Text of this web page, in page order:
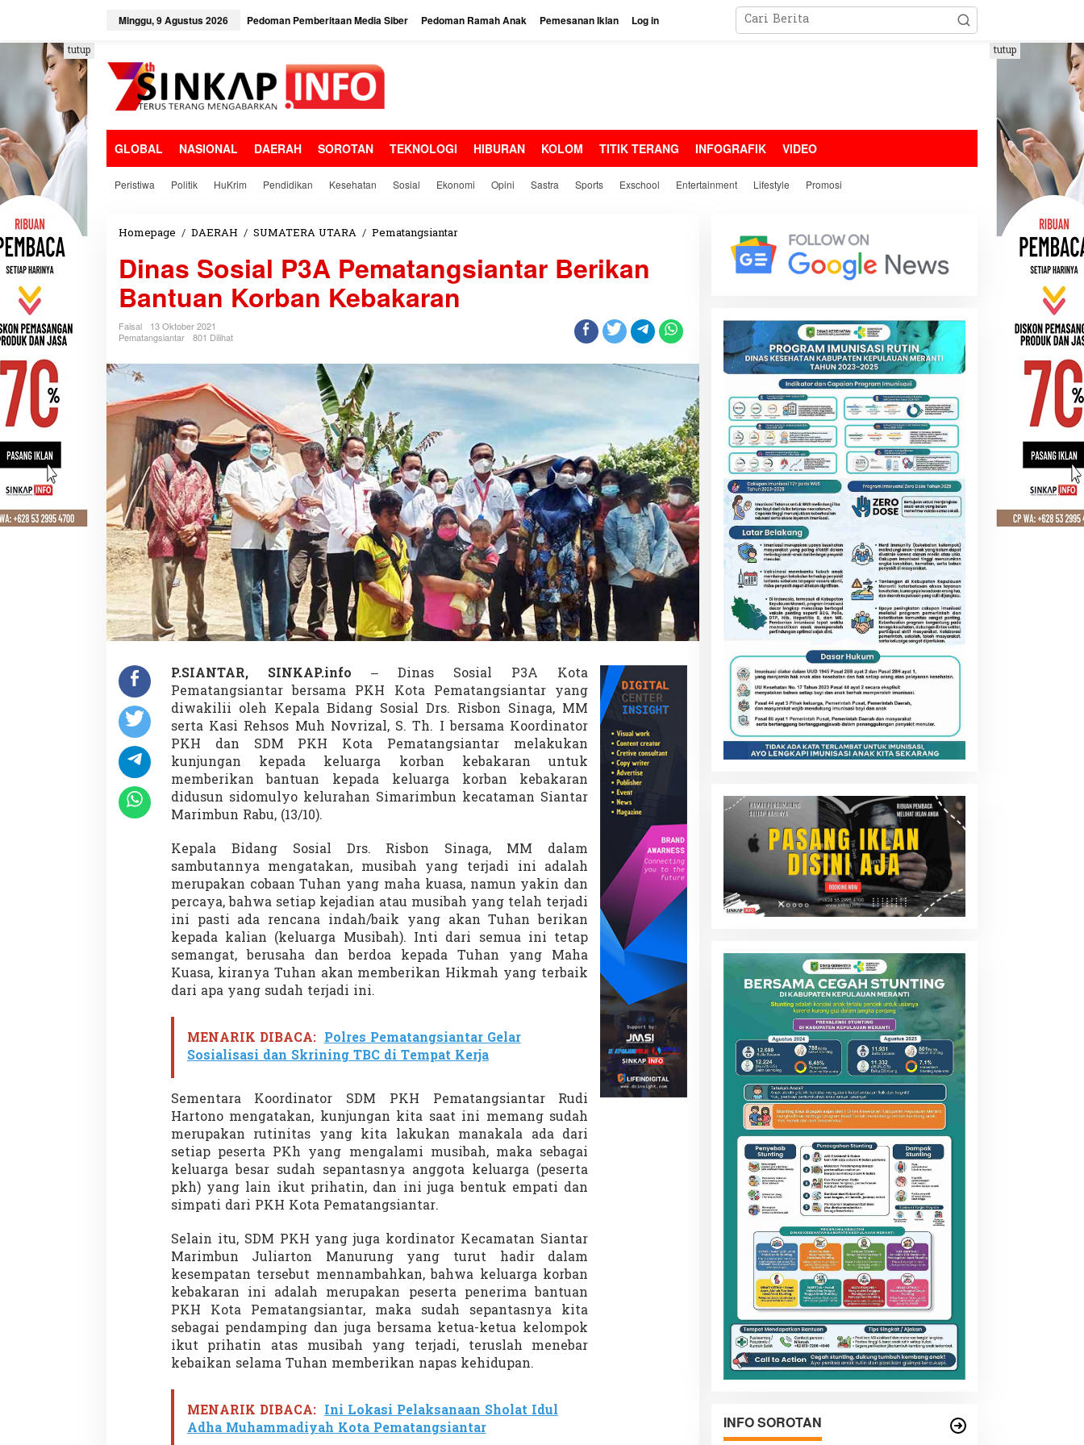
e
k
o
n
t
e
n
Minggu, 9 Agustus 2026 Pedoman Pemberitaan Media Siber Pedoman Ramah Anak Pemesanan Iklan Log in
GLOBAL NASIONAL DAERAH SOROTAN TEKNOLOGI HIBURAN KOLOM TITIK TERANG INFOGRAFIK VIDEO
Peristiwa Politik HuKrim Pendidikan Kesehatan Sosial Ekonomi Opini Sastra Sports Exschool Entertainment Lifestyle Promosi
tutup tutup
Homepage / DAERAH / SUMATERA UTARA / Pematangsiantar
n
a
S
a
P
3
P
m
a
t
a
n
g
s
i
a
n
t
a
r
e
i
k
a
n
B
a
n
n
K
r
b
a
K
e
b
r
a
n
Dinas Sosial P3A Pematangsiantar Berikan
Bantuan Korban Kebakaran
Faisal
13 Oktober 2021
Pematangsiantar
801 Dilihat
P.SIANTAR, SINKAP.info – Dinas Sosial P3A Kota
Pematangsiantar bersama PKH Kota Pematangsiantar yang
diwakilii oleh Kepala Bidang Sosial Drs. Risbon Sinaga, MM
serta Kasi Rehsos Muh Novrizal, S. Th. I bersama Koordinator
PKH dan SDM PKH Kota Pematangsiantar melakukan
kunjungan kepada keluarga korban kebakaran untuk
memberikan bantuan kepada keluarga korban kebakaran
didusun sidomulyo kelurahan Simarimbun kecataman Siantar
Marimbun Rabu, (13/10).
Kepala Bidang Sosial Drs. Risbon Sinaga, MM dalam
sambutannya mengatakan, musibah yang terjadi ini adalah
merupakan cobaan Tuhan yang maha kuasa, namun yakin dan
percaya, bahwa setiap kejadian atau musibah yang telah terjadi
ini pasti ada rencana indah/baik yang akan Tuhan berikan
kepada kalian (keluarga Musibah). Inti dari semua ini tetap
semangat, berusaha dan berdoa kepada Tuhan yang Maha
Kuasa, kiranya Tuhan akan memberikan Hikmah yang terbaik
dari apa yang sudah terjadi ini.
MENARIK DIBACA: Polres Pematangsiantar Gelar
Sosialisasi dan Skrining TBC di Tempat Kerja
Sementara Koordinator SDM PKH Pematangsiantar Rudi
Hartono mengatakan, kunjungan kita saat ini memang sudah
merupakan rutinitas yang kita lakukan manakala ada dari
setiap peserta PKh yang mengalami musibah, maka sebagai
keluarga besar sudah sepantasnya anggota keluarga (peserta
pkh) yang lain ikut prihatin, dan ini juga bentuk empati dan
simpati dari PKH Kota Pematangsiantar.
Selain itu, SDM PKH yang juga kordinator Kecamatan Siantar
Marimbun Juliarton Manurung yang turut hadir dalam
kesempatan tersebut mennambahkan, bahwa keluarga korban
kebakaran ini adalah merupakan peserta penerima bantuan
PKH Kota Pematangsiantar, maka sudah sepantasnya kita
sebagai pendamping dan juga bersama ketua-ketua kelompok
ikut prihatin atas musibah yang terjadi, teruslah menebar
kebaikan selama Tuhan memberikan napas kehidupan.
MENARIK DIBACA: Ini Lokasi Pelaksanaan Sholat Idul
Adha Muhammadiyah Kota Pematangsiantar
INFO SOROTAN